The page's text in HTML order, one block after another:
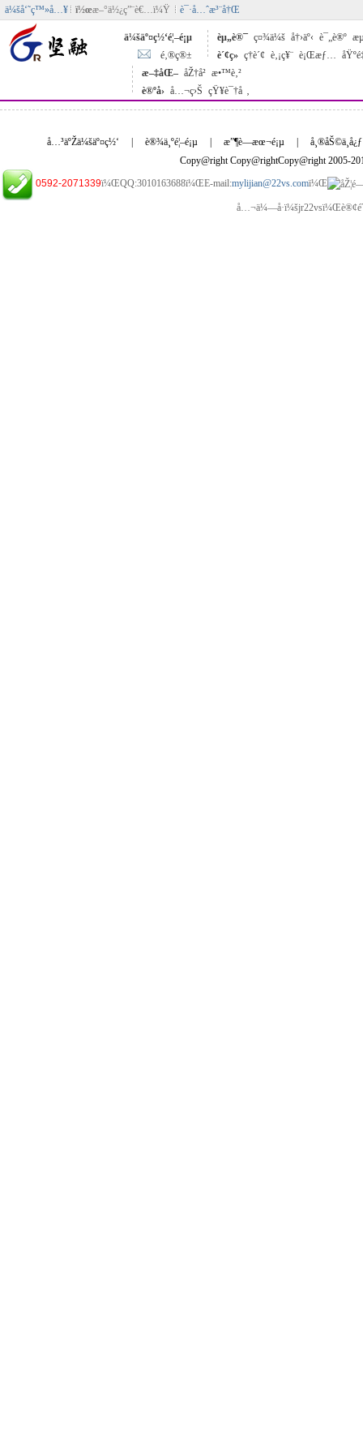
ä¼šå‘˜ç™»å…¥ ï½œæ–°ä½¿ç”¨è€…ï¼Ÿ è¯·å…ˆæ³¨å†Œ
ä¼šäº¤ç½‘é¦–é¡µ
é‚®ç®±
èµ„è®¯ ç¤¾ä¼š å†›äº‹ è¯„è®º
è´¢ç» ç†è´¢ è‚¡ç¥¨ è¡Œæƒ…
æ–‡åŒ– åŽ†å² æ•™è‚²
è®ºå› å…¬ç›Š çŸ¥è¯†å ‚
å…³äºŽä¼šäº¤ç½‘ è®¾ä¸ºé¦–é¡µ æ”¶è—æœ¬é¡µ
å¸®åŠ©ä¸­å¿ƒ
Copy@right Copy@rightCopy@right 2005-
0592-2071339ï¼ŒQQ:3010163688ï¼ŒE-mail:mylijian@22vs.comï¼Œ